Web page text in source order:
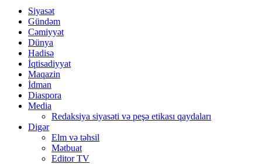
Siyasət
Gündəm
Cəmiyyət
Dünya
Hadisə
İqtisadiyyat
Maqazin
İdman
Diaspora
Media
Redaksiya siyasəti və peşə etikası qaydaları
Digər
Elm və təhsil
Mətbuat
Editor TV